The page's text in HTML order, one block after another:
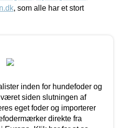
, som alle har et stort
inden for hundefoder og
siden slutningen af
eget foder og importerer
direkte fra